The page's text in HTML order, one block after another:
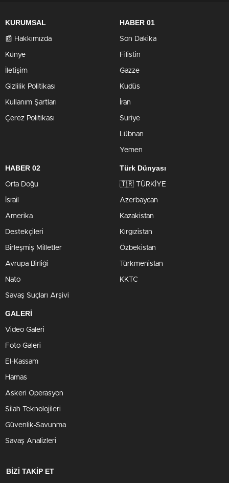
KURUMSAL
📰 Hakkımızda
Künye
İletişim
Gizlilik Politikası
Kullanım Şartları
Çerez Politikası
HABER 01
Son Dakika
Filistin
Gazze
Kudüs
İran
Suriye
Lübnan
Yemen
HABER 02
Orta Doğu
İsrail
Amerika
Destekçileri
Birleşmiş Milletler
Avrupa Birliği
Nato
Savaş Suçları Arşivi
Türk Dünyası
🇹🇷 TÜRKİYE
Azerbaycan
Kazakistan
Kırgızistan
Özbekistan
Türkmenistan
KKTC
GALERİ
Video Galeri
Foto Galeri
El-Kassam
Hamas
Askeri Operasyon
Silah Teknolojileri
Güvenlik-Savunma
Savaş Analizleri
BİZİ TAKİP ET